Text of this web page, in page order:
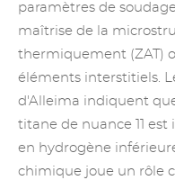
paramètres de
maîtrise de la
thermiquement (ZAT)
éléments interstitiels.
d'Alleima indiquent
titane de nuance 11 est
en hydrogène
chimique joue un rôle